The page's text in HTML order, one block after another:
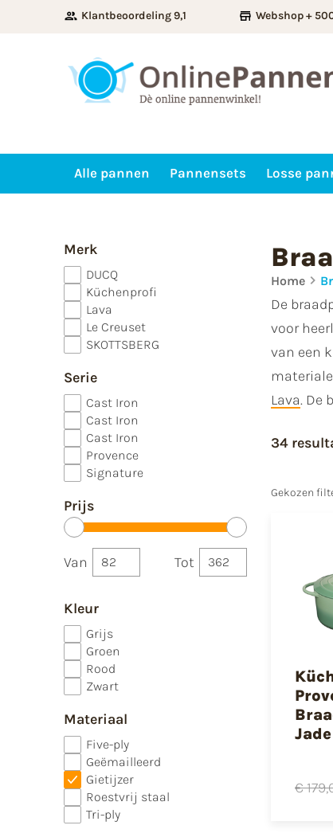
Klantbeoordeling 9,1 Webshop +
Alle pannen Pannensets Losse
Merk
DUCQ
Küchenprofi
Lava
Le Creuset
SKOTTSBERG
Serie
Cast Iron
Cast Iron
Cast Iron
Provence
Signature
Prijs
Van Tot
Kleur
Grijs
Groen
Rood
Zwart
Materiaal
Five-ply
Geëmailleerd
Gietijzer
Roestvrij staal
Tri-ply
Home
De
voor
van een
Lava. De
34
Gekozen
€